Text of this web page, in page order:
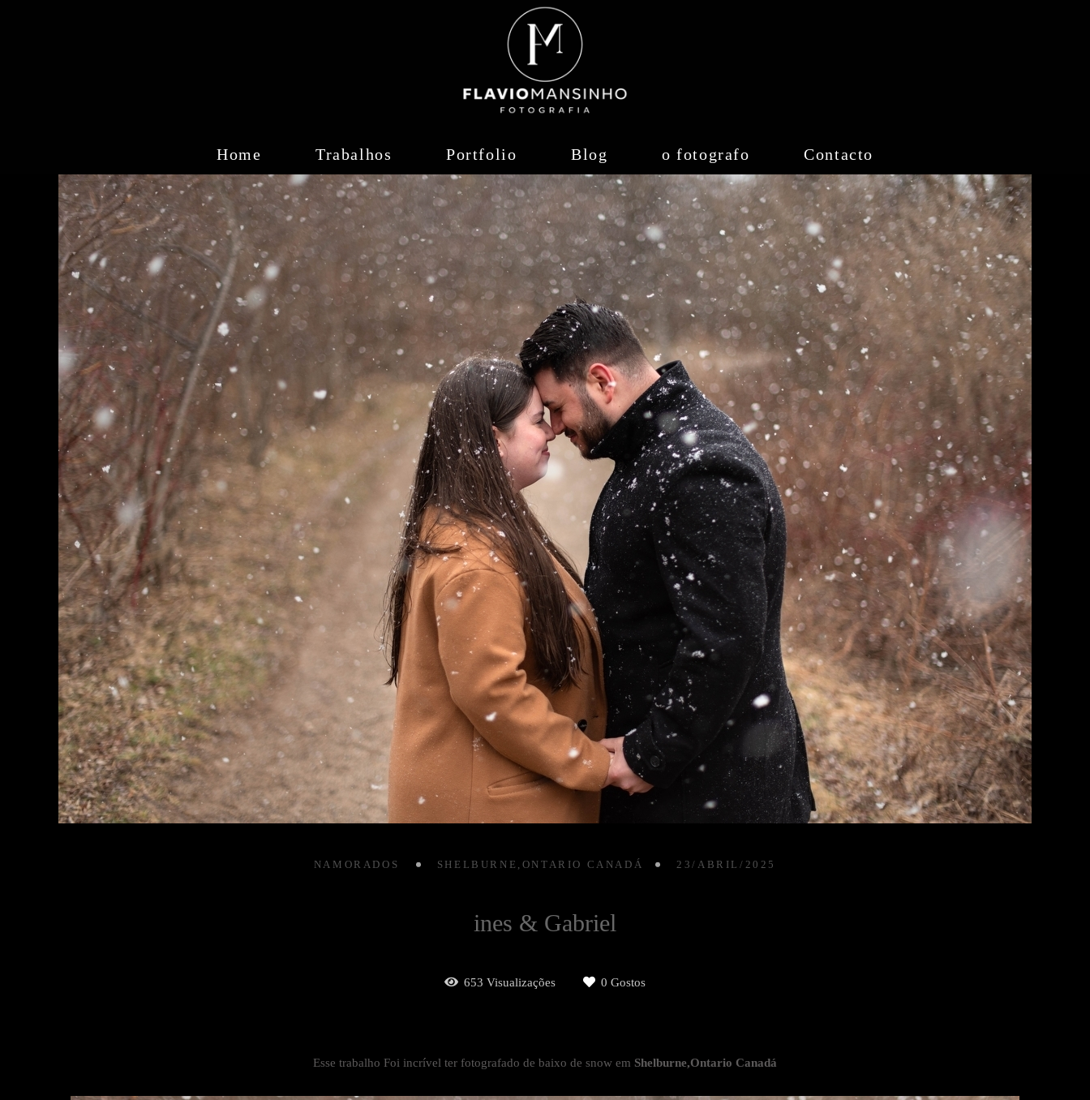
Home Trabalhos Portfolio Blog o fotografo Contacto
NAMORADOS SHELBURNE,ONTARIO CANADÁ 23/ABRIL/2025
ines & Gabriel
653 Visualizações 0 Gostos
Esse trabalho Foi incrível ter fotografado de baixo de snow em Shelburne,Ontario Canadá